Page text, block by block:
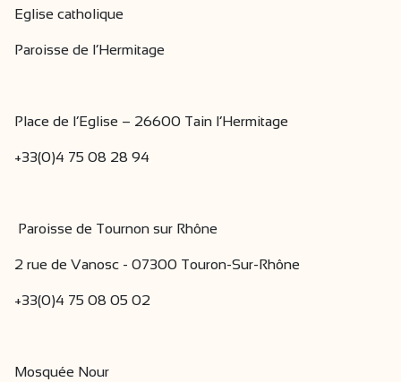
Eglise catholique
Paroisse de l’Hermitage
Place de l’Eglise – 26600 Tain l’Hermitage
+33(0)4 75 08 28 94
Paroisse de Tournon sur Rhône
2 rue de Vanosc - 07300 Touron-Sur-Rhône
+33(0)4 75 08 05 02
Mosquée Nour